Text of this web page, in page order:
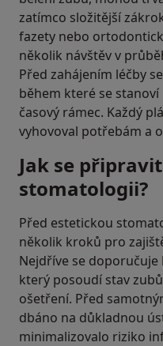
zatímco složitější
fazety nebo
několik návštěv v
Před zahájením léčby
během které se
časový rámec. Každý
vyhovoval potřebám a
Jak se
stomatologii?
Před estetickou
několik kroků pro
Nejdříve se
který posoudí stav
ošetření. Před
dbáno na důkladnou
minimalizovalo riziko